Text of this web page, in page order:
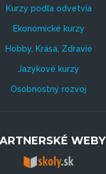
Kurzy podľa odvetvia
Ekonomické kurzy
Hobby, Krása, Zdravie
Jazykové kurzy
Osobnostný rozvoj
WEBY